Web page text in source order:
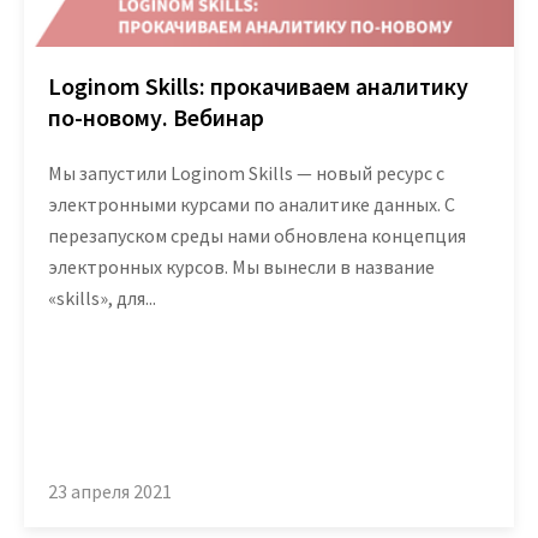
Loginom Skills: прокачиваем аналитику
по-новому. Вебинар
Мы запустили Loginom Skills — новый ресурс с
электронными курсами по аналитике данных. С
перезапуском среды нами обновлена концепция
электронных курсов. Мы вынесли в название
«skills», для...
23 апреля 2021